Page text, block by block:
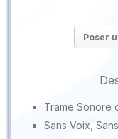
Poser
Trame Sonore
Sans Voix,